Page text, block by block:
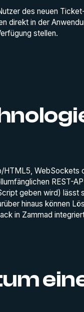
des neuen
direkt in der
stellen.
WebSockets
REST-
geben wird) lässt
hinaus können
in Zammad